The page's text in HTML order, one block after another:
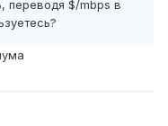
переводя $/mbps в